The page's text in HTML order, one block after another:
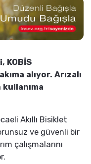
KOBİS
alıyor. Arızalı
Akıllı Bisiklet
ve güvenli bir
çalışmalarını